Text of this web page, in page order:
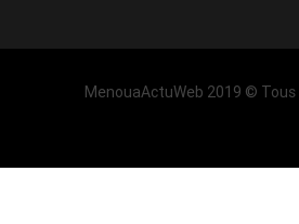
MenouaActuWeb 2019 ©